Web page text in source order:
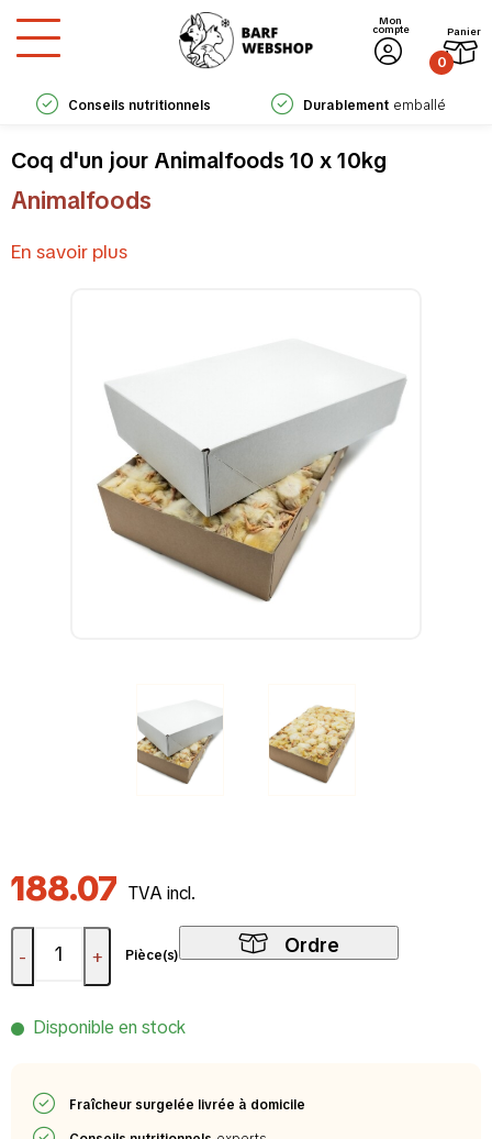
0
Panier
Mon
compte
Conseils nutritionnels Durablementemballé
Coq d'un jour Animalfoods 10 x 10kg
Animalfoods
En savoir plus
188.07 TVA incl.
- + Pièce(s) Ordre
Disponible en stock
Fraîcheur surgelée livrée à domicile